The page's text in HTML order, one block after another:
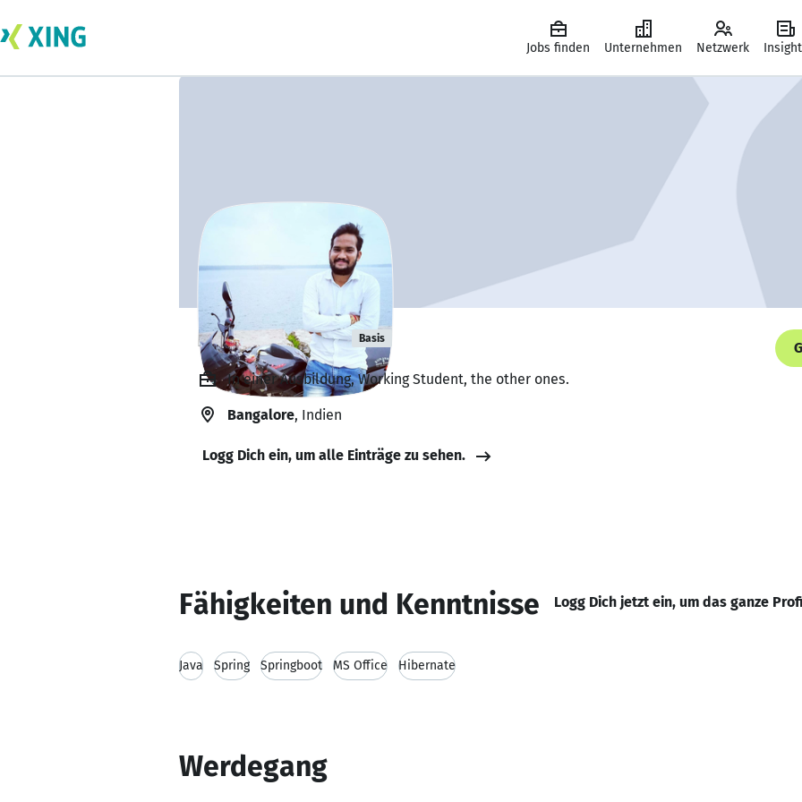
Jobs finden Unternehmen Netzwerk
Neeraj Bohra Basis
In einer Ausbildung, Working Student, the other ones.
Bangalore, Indien
Logg Dich ein, um alle Einträge zu sehen.
Fähigkeiten und Kenntnisse Logg Dich jetzt ein, um das ganze
Java Spring Springboot MS Office Hibernate
Werdegang